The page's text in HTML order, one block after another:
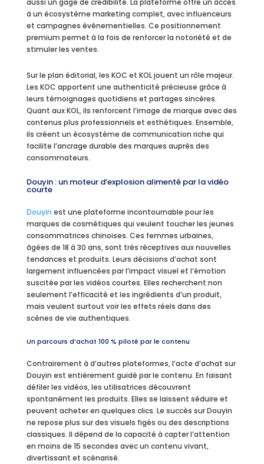
aussi un gage de crédibilité. La plateforme offre un accès
à un écosystème marketing complet, avec influenceurs
et campagnes événementielles. Ce positionnement
premium permet à la fois de renforcer la notoriété et de
stimuler les ventes.
Sur le plan éditorial, les KOC et KOL jouent un rôle majeur.
Les KOC apportent une authenticité précieuse grâce à
leurs témoignages quotidiens et partages sincères.
Quant aux KOL, ils renforcent l’image de marque avec des
contenus plus professionnels et esthétiques. Ensemble,
ils créent un écosystème de communication riche qui
facilite l’ancrage durable des marques auprès des
consommateurs.
Douyin : un moteur d’explosion alimenté par la vidéo
courte
Douyin est une plateforme incontournable pour les
marques de cosmétiques qui veulent toucher les jeunes
consommatrices chinoises. Ces femmes urbaines,
âgées de 18 à 30 ans, sont très réceptives aux nouvelles
tendances et produits. Leurs décisions d’achat sont
largement influencées par l’impact visuel et l’émotion
suscitée par les vidéos courtes. Elles recherchent non
seulement l’efficacité et les ingrédients d’un produit,
mais veulent surtout voir les effets réels dans des
scènes de vie authentiques.
Un parcours d’achat 100 % piloté par le contenu
Contrairement à d’autres plateformes, l’acte d’achat sur
Douyin est entièrement guidé par le contenu. En faisant
défiler les vidéos, les utilisatrices découvrent
spontanément les produits. Elles se laissent séduire et
peuvent acheter en quelques clics. Le succès sur Douyin
ne repose plus sur des visuels figés ou des descriptions
classiques. Il dépend de la capacité à capter l’attention
en moins de 15 secondes avec un contenu vivant,
divertissant et scénarisé.